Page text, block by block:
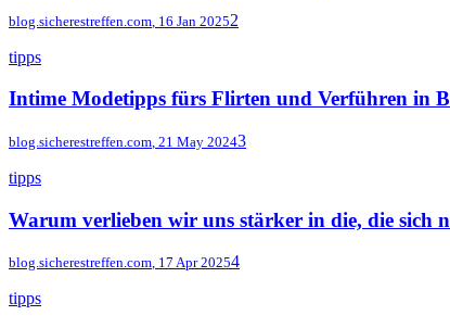
blog.sicherestreffen.com 16 Jan 20252
tipps
Intime Modetipps fürs Flirten und Verführen in
blog.sicherestreffen.com, 21 May 20243
tipps
Warum verlieben wir uns stärker in die, die sich
blog.sicherestreffen.com, 17 Apr 20254
tipps